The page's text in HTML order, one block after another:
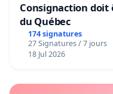
Consignaction doit
du Québec
174 signatures
27 Signatures / 7 jours
18 Jul 2026